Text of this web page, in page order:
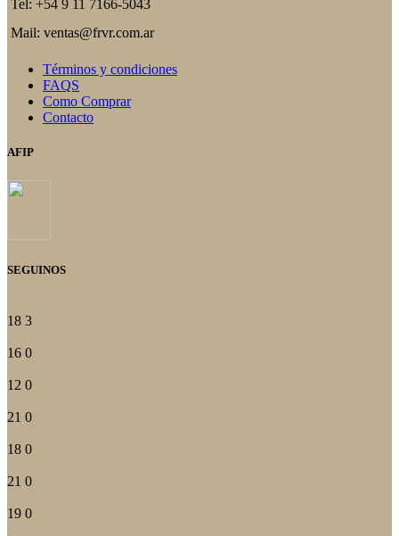
Tel: +54 9 11 7166-5043
Mail: ventas@frvr.com.ar
Términos y condiciones
FAQS
Como Comprar
Contacto
AFIP
SEGUINOS
18 3
16 0
12 0
21 0
18 0
21 0
19 0